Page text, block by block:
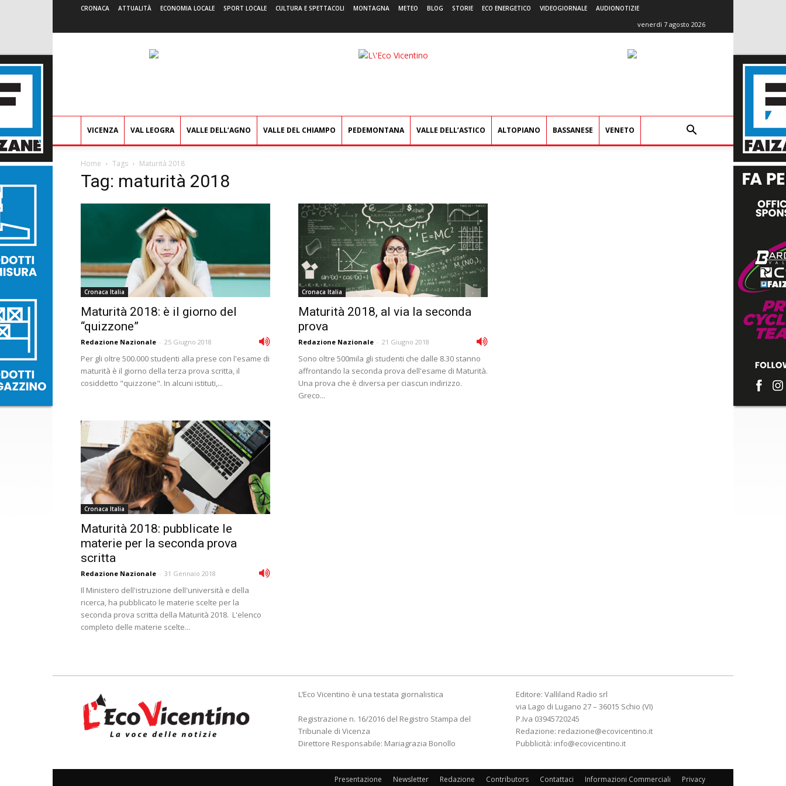
CRONACA ATTUALITÀ ECONOMIA LOCALE SPORT LOCALE CULTURA E SPETTACOLI MONTAGNA METEO BLOG STORIE ECO ENERGETICO VIDEOGIORNALE AUDIONOTIZIE
venerdì 7 agosto 2026
L'Eco
VICENZA VAL LEOGRA VALLE DELL’AGNO VALLE DEL CHIAMPO PEDEMONTANA VALLE DELL’ASTICO ALTOPIANO BASSANESE VENETO
Home Tags Maturità 2018
Tag: maturità 2018
Cronaca Italia
Maturità 2018: è il giorno del
“quizzone”
Redazione Nazionale - 25 Giugno 2018
Per gli oltre 500.000 studenti alla prese con l'esame di
maturità è il giorno della terza prova scritta, il
cosiddetto "quizzone". In alcuni istituti,...
Cronaca Italia
Maturità 2018, al via la seconda
prova
Redazione Nazionale - 21 Giugno 2018
Sono oltre 500mila gli studenti che dalle 8.30 stanno
affrontando la seconda prova dell'esame di Maturità.
Una prova che è diversa per ciascun indirizzo.
Greco...
Cronaca Italia
Maturità 2018: pubblicate le
materie per la seconda prova
scritta
Redazione Nazionale - 31 Gennaio 2018
Il Ministero dell'istruzione dell'università e della
ricerca, ha pubblicato le materie scelte per la
seconda prova scritta della Maturità 2018. L'elenco
completo delle materie scelte...
L’Eco Vicentino è una testata giornalistica
Registrazione n. 16/2016 del Registro Stampa del
Tribunale di Vicenza
Direttore Responsabile: Mariagrazia Bonollo
Editore: Valliland Radio srl
via Lago di Lugano 27 – 36015 Schio (VI)
P.Iva 03945720245
Redazione: redazione@ecovicentino.it
Pubblicità: info@ecovicentino.it
Presentazione Newsletter Redazione Contributors Contattaci Informazioni Commerciali Privacy